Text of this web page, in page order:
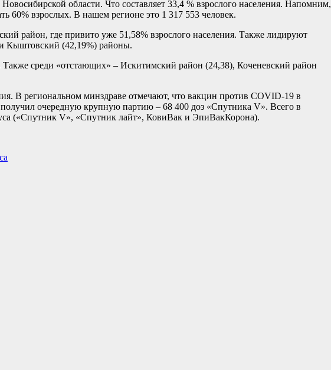
области. Что составляет 33,4 % взрослого населения. Напомним,
60% взрослых. В нашем регионе это 1 317 553 человек.
район, где привито уже 51,58% взрослого населения. Также лидируют
Кыштовский (42,19%) районы.
среди «отстающих» – Искитимский район (24,38), Коченевский район
В региональном минздраве отмечают, что вакцин против СOVID-19 в
очередную крупную партию – 68 400 доз «Спутника V». Всего в
(«Спутник V», «Спутник лайт», КовиВак и ЭпиВакКорона).